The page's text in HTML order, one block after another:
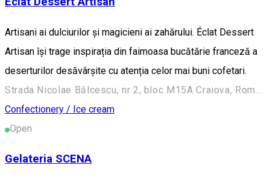
Artisani ai dulciurilor și magicieni ai zahărului. Éclat Dessert
Artisan își trage inspirația din faimoasa bucătărie franceză a
deserturilor desăvârșite cu atenția celor mai buni cofetari.
Confectionery / Ice cream
Open
Gelateria SCENA